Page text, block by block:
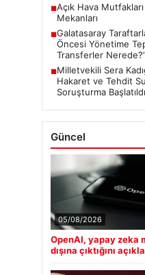
■Açık Hava
Mekanları
■Galatasaray
Öncesi Yönetime
Transferler
■Milletvekili Sera
Hakaret ve Tehdit
Soruşturma Başlatıldı
Güncel
05/08/2026
OpenAI, yapay zeka
dışına çıktığını